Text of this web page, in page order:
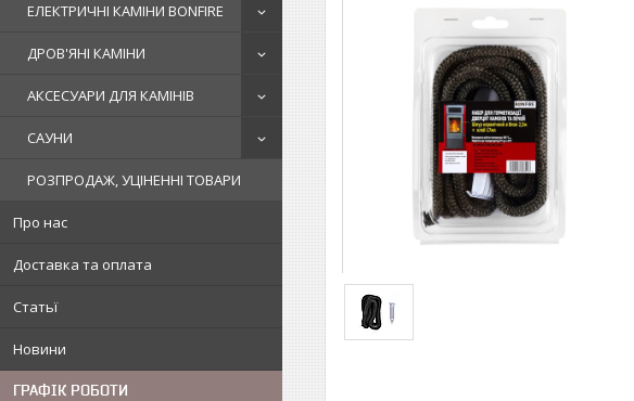
ЕЛЕКТРИЧНІ КАМІНИ BONFIRE
ДРОВ'ЯНІ КАМІНИ
АКСЕСУАРИ ДЛЯ КАМІНІВ
САУНИ
РОЗПРОДАЖ, УЦІНЕННІ ТОВАРИ
Про нас
Доставка та оплата
Статьї
Новини
ГРАФІК РОБОТИ